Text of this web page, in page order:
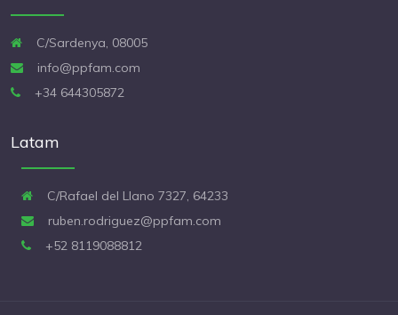
C/Sardenya, 08005
info@ppfam.com
+34 644305872
Latam
C/Rafael del Llano 7327, 64233
ruben.rodriguez@ppfam.com
+52 8119088812